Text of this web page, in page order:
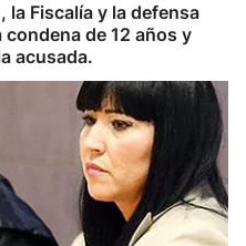
la Fiscalía y la defensa
de 12 años y
acusada.